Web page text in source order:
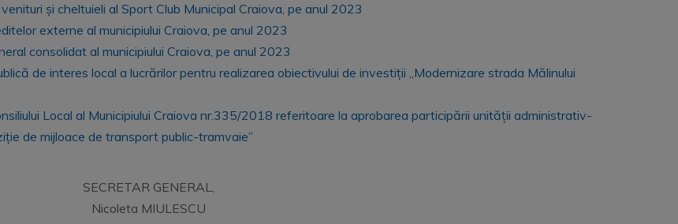
și cheltuieli al Sport Club Municipal Craiova, pe anul 2023
externe al municipiului Craiova, pe anul 2023
consolidat al municipiului Craiova, pe anul 2023
de interes local a lucrărilor pentru realizarea obiectivului de investiții „Modernizare strada Mălinului
Local al Municipiului Craiova nr.335/2018 referitoare la aprobarea participării unității administrativ-
de mijloace de transport public-tramvaie”
SECRETAR GENERAL,
Nicoleta MIULESCU